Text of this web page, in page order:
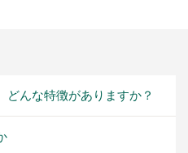
んな特徴がありますか？